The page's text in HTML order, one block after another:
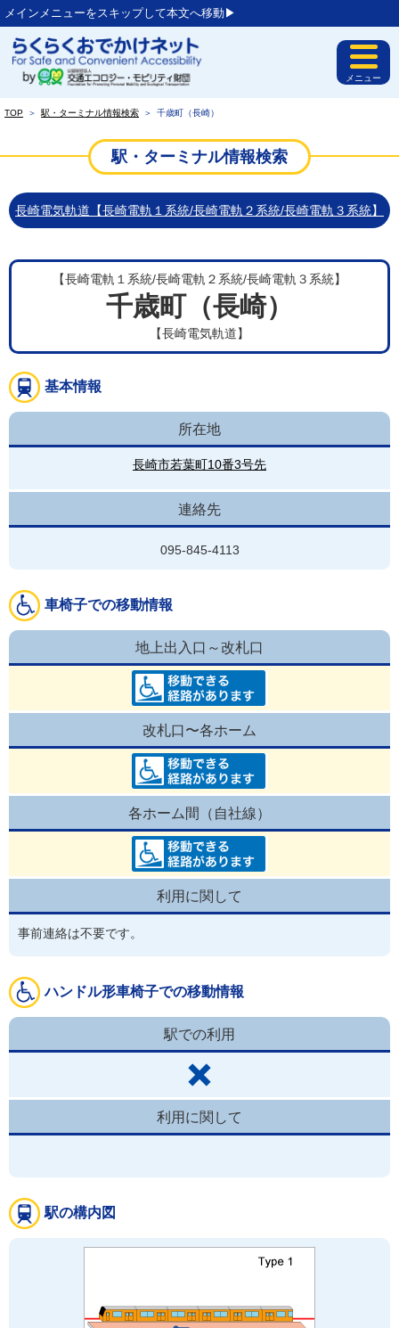
メインメニューをスキップして本文へ移動▶︎
メニュー
TOP ＞ 駅・ターミナル情報検索 ＞ 千歳町（長崎）
駅・ターミナル情報検索
長崎電気軌道【長崎電軌１系統/長崎電軌２系統/長崎電軌３系統】
【長崎電軌１系統/長崎電軌２系統/長崎電軌３系統】
千歳町（長崎）
【長崎電気軌道】
基本情報
所在地
長崎市若葉町10番3号先
連絡先
095-845-4113
車椅子での移動情報
地上出入口～改札口
改札口〜各ホーム
各ホーム間（自社線）
利用に関して
事前連絡は不要です。
ハンドル形車椅子での移動情報
駅での利用
利用に関して
駅の構内図